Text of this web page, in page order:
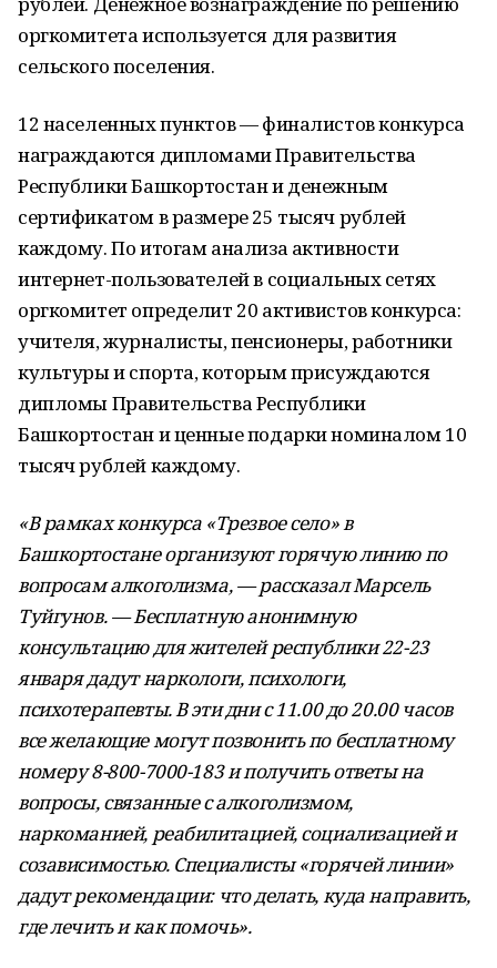
оргкомитета используется для развития
сельского поселения.
12 населенных пунктов — финалистов конкурса
награждаются дипломами Правительства
Республики Башкортостан и денежным
сертификатом в размере 25 тысяч рублей
каждому. По итогам анализа активности
интернет-пользователей в социальных сетях
оргкомитет определит 20 активистов конкурса:
учителя, журналисты, пенсионеры, работники
культуры и спорта, которым присуждаются
дипломы Правительства Республики
Башкортостан и ценные подарки номиналом 10
тысяч рублей каждому.
«В рамках конкурса «Трезвое село» в
Башкортостане организуют горячую линию по
вопросам алкоголизма, — рассказал Марсель
Туйгунов. — Бесплатную анонимную
консультацию для жителей республики 22-23
января дадут наркологи, психологи,
психотерапевты. В эти дни с 11.00 до 20.00 часов
все желающие могут позвонить по бесплатному
номеру 8-800-7000-183 и получить ответы на
вопросы, связанные с алкоголизмом,
наркоманией, реабилитацией, социализацией и
созависимостью. Специалисты «горячей линии»
дадут рекомендации: что делать, куда направить,
где лечить и как помочь».